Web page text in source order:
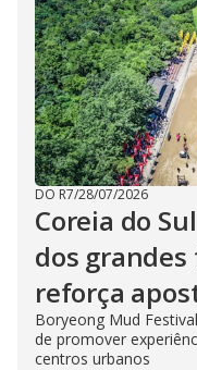
DO R7/28/07/2026
Coreia do
dos
reforça
Boryeong Mud
de promover
centros urbanos